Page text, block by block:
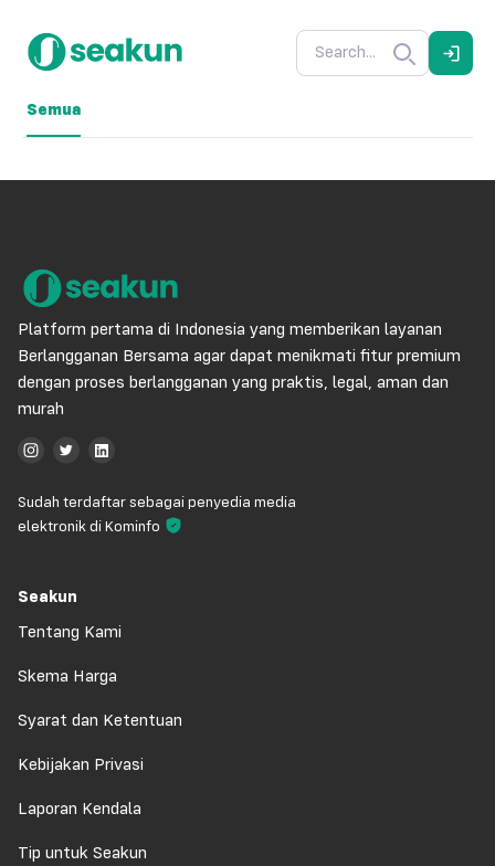
Semua
Platform pertama di Indonesia yang memberikan layanan
Berlangganan Bersama agar dapat menikmati fitur premium
dengan proses berlangganan yang praktis, legal, aman dan
murah
Sudah terdaftar sebagai penyedia media
elektronik di Kominfo
Seakun
Tentang Kami
Skema Harga
Syarat dan Ketentuan
Kebijakan Privasi
Laporan Kendala
Tip untuk Seakun